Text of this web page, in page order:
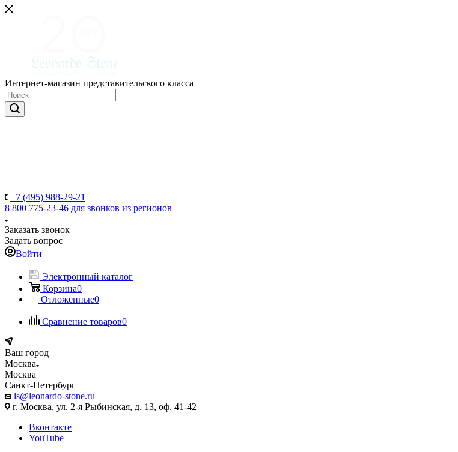
Интернет-магазин представительского класса
+7 (495) 988-29-21
8 800 775-23-46 для звонков из регионов
Заказать звонок
Задать вопрос
Войти
Электронный каталог
Корзина0
Отложенные0
Сравнение товаров0
Ваш город
Москва
Москва
Санкт-Петербург
ls@leonardo-stone.ru
г. Москва, ул. 2-я Рыбинская, д. 13, оф. 41-42
Вконтакте
YouTube